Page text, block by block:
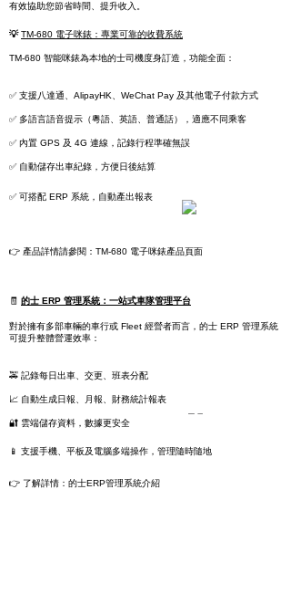
有效協助您節省時間、提升收入。
💡 TM-680 電子咪錶：專業可靠的收費系統
TM-680 智能咪錶為本地的士司機度身訂造，功能全面：
✅ 支援八達通、AlipayHK、WeChat Pay 及其他電子付款方式
✅ 多語言語音提示（粵語、英語、普通話），適應不同乘客
✅ 內置 GPS 及 4G 連線，記錄行程準確無誤
✅ 自動儲存出車紀錄，方便日後結算
✅ 可搭配 ERP 系統，自動產出報表
👉 產品詳情請參閱：TM-680 電子咪錶產品頁面
🧾 的士 ERP 管理系統：一站式車隊管理平台
對於擁有多部車輛的車行或 Fleet 經營者而言，的士 ERP 管理系統
可提升整體營運效率：
🚕 記錄每日出車、交更、班表分配
📈 自動生成日報、月報、財務統計報表
🔐 雲端儲存資料，數據更安全
📱 支援手機、平板及電腦多端操作，管理隨時隨地
👉 了解詳情：的士ERP管理系統介紹